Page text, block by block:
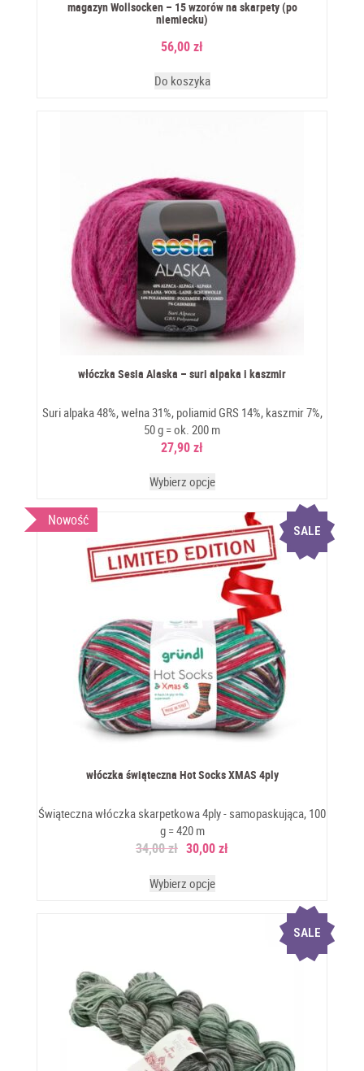
magazyn Wollsocken – 15 wzorów na skarpety (po
niemiecku)
56,00zł
Do koszyka
włóczka Sesia Alaska – suri alpaka i kaszmir
Suri alpaka 48%, wełna 31%, poliamid GRS 14%, kaszmir 7%,
50 g = ok. 200 m
27,90zł
Wybierz opcje
SALE
Nowość
włóczka świąteczna Hot Socks XMAS 4ply
Świąteczna włóczka skarpetkowa 4ply - samopaskująca, 100
g = 420 m
34,00zł 30,00zł
Wybierz opcje
SALE